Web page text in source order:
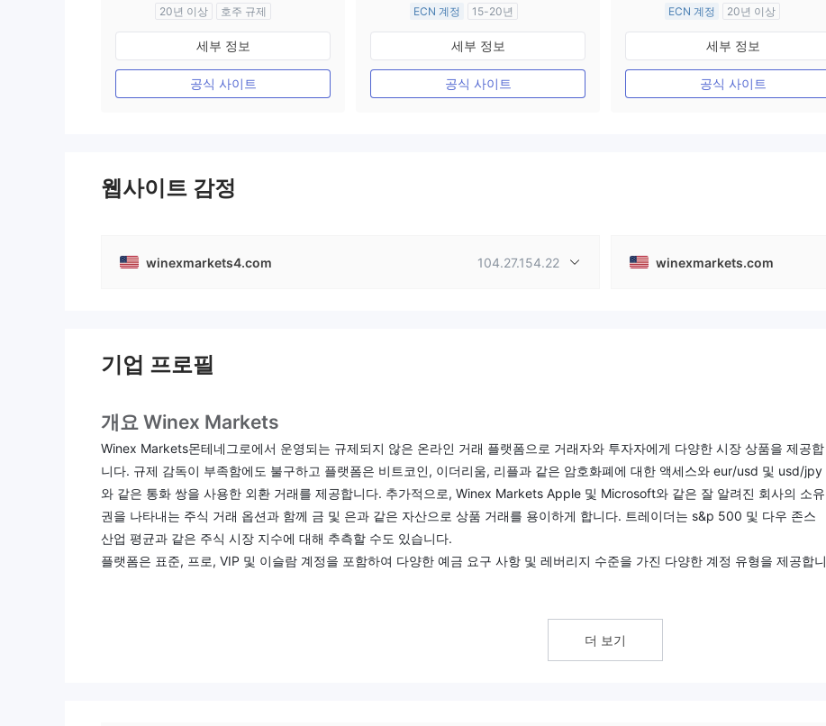
20년 이상
호주 규제
외환 거래 라이선스 (MM)
cTrader세부 정보
공식 사이트
ECN 계정
15-20년
영국 규제
외환 거래 라이선스 (MM)
마스터 레이블 MT4
세부 정보
공식 사이트
ECN 계정
20년 이상
호주 규제
외환 거래 라이선스 (MM)
마스터 레이블 MT4
세부 정보
공식 사이트
웹사이트 감정
winexmarkets4.com 104.27.154.22 winexmarkets.com
기업 프로필
개요 Winex Markets
Winex Markets몬테네그로에서 운영되는 규제되지 않은 온라인 거래 플랫폼으로 거래자와 투자자에게 다양한 시장 상품을 제공합
니다. 규제 감독이 부족함에도 불구하고 플랫폼은 비트코인, 이더리움, 리플과 같은 암호화폐에 대한 액세스와 eur/usd 및 usd/jpy
와 같은 통화 쌍을 사용한 외환 거래를 제공합니다. 추가적으로, Winex Markets Apple 및 Microsoft와 같은 잘 알려진 회사의 소유
권을 나타내는 주식 거래 옵션과 함께 금 및 은과 같은 자산으로 상품 거래를 용이하게 합니다. 트레이더는 s&p 500 및 다우 존스
산업 평균과 같은 주식 시장 지수에 대해 추측할 수도 있습니다.
플랫폼은 표준, 프로, VIP 및 이슬람 계정을 포함하여 다양한 예금 요구 사항 및 레버리지 수준을 가진 다양한 계정 유형을 제공합니
습서 및 거래 시뮬레이터와 같은 교육 도구를 제공하여 모든 경험 수준의 거래자를 지원합니다. 고객 지원은 전화 및 이메일을 통해
더 보기